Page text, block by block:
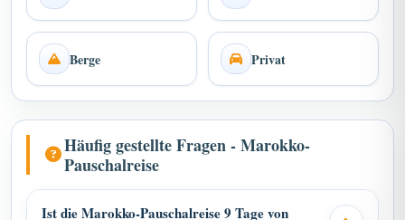
Berge Privat
Häufig gestellte Fragen - Marokko-
Pauschalreise
Ist die Marokko-Pauschalreise 9 Tage von
Marrakesch zur Wüste Erg Chebbi privat?